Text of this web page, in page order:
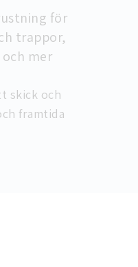
för
trappor,
mer
skick och
framtida